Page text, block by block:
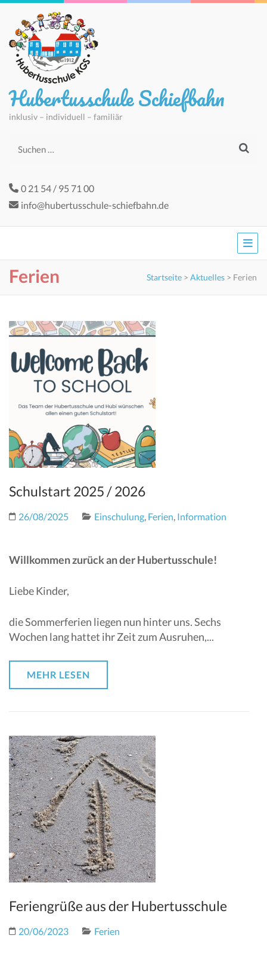
Hubertusschule Schiefbahn
inklusiv – individuell – familiär
Suchen
0 21 54 / 95 71 00
info@hubertusschule-schiefbahn.de
Ferien Startseite > Aktuelles > Ferien
Schulstart 2025 / 2026
26/08/2025 Einschulung, Ferien, Information
Willkommen zurück an der Hubertusschule!
Liebe Kinder,
die Sommerferien liegen nun hinter uns. Sechs
Wochen lang hattet ihr Zeit zum Ausruhen,...
MEHR LESEN
Feriengrüße aus der Hubertusschule
20/06/2023 Ferien